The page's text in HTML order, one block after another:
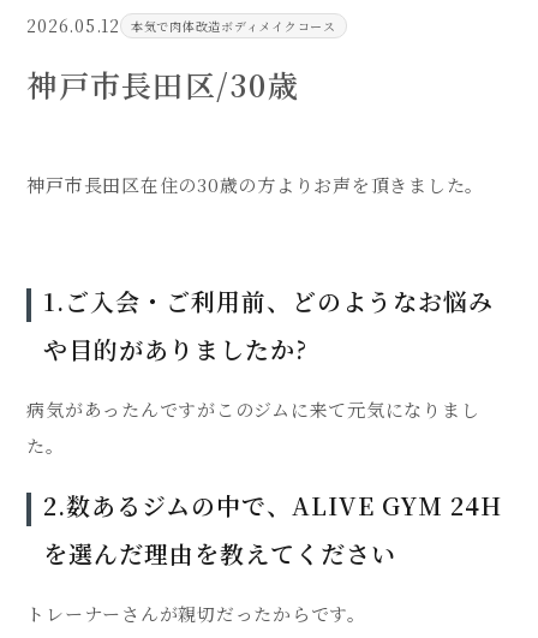
2026.05.12 本気で肉体改造ボディメイクコース
神戸市長田区/30歳
神戸市長田区在住の30歳の方よりお声を頂きました。
1.ご入会・ご利用前、どのようなお悩み
や目的がありましたか?
病気があったんですがこのジムに来て元気になりまし
た。
2.数あるジムの中で、ALIVE GYM 24H
を選んだ理由を教えてください
トレーナーさんが親切だったからです。